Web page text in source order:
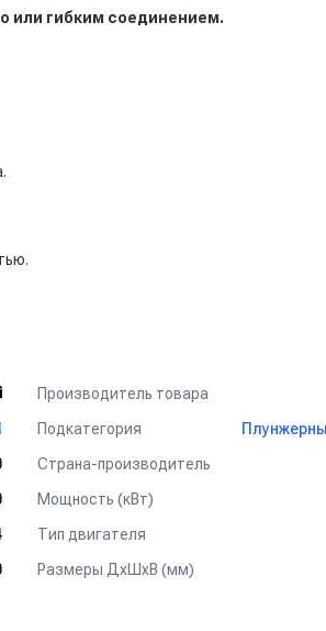
или гибким соединением.
Производитель товара
Подкатегория
Страна-производитель
Мощность (кВт)
Тип двигателя
Размеры ДхШхВ (мм)